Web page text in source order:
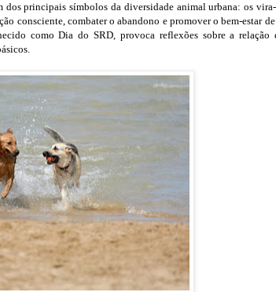
principais símbolos da diversidade animal urbana: os
consciente, combater o abandono e promover o bem-estar de
como Dia do SRD, provoca reflexões sobre a relação